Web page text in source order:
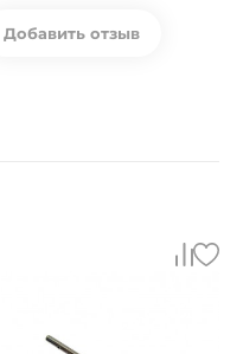
Добавить отзыв